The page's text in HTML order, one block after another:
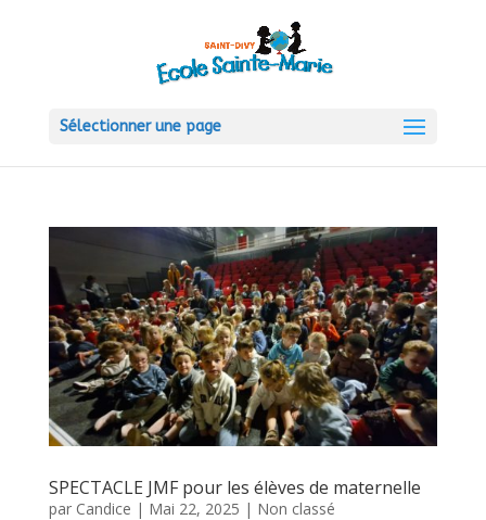
Sélectionner une page
SPECTACLE JMF pour les élèves de maternelle
par Candice | Mai 22, 2025 | Non classé